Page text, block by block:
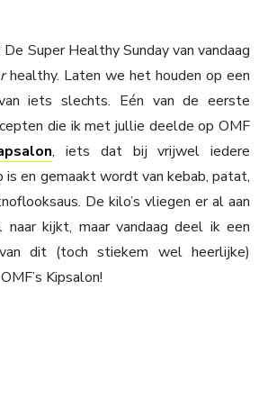
Super Healthy Sunday van vandaag
healthy. Laten we het houden op een
iets slechts. Eén van de eerste
die ik met jullie deelde op OMF
, iets dat bij vrijwel iedere
is en gemaakt wordt van kebab, patat,
De kilo’s vliegen er al aan
kijkt, maar vandaag deel ik een
dit (toch stiekem wel heerlijke)
Kipsalon!